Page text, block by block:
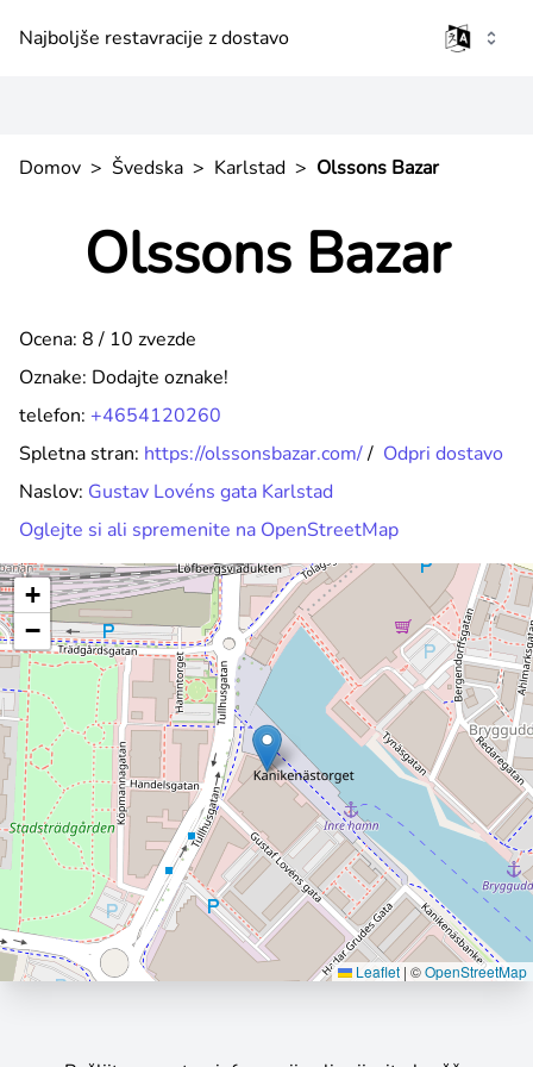
Najboljše restavracije z dostavo
Domov > Švedska > Karlstad > Olssons Bazar
Olssons Bazar
Ocena: 8 / 10 zvezde
Oznake: Dodajte oznake!
telefon: +4654120260
Spletna stran: https://olssonsbazar.com// Odpri dostavo
Naslov: Gustav Lovéns gata Karlstad
Oglejte si ali spremenite na OpenStreetMap
+
−
Leaflet | ©OpenStreetMap